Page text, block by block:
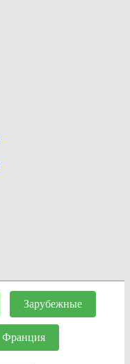
Зарубежные
Франция